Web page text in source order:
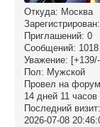
Откуда: Москва
Зарегистрирован
Приглашений: 0
Сообщений: 1018
Уважение:
Пол: Мужской
Провел на
14 дней 11 часов
Последний визит:
2026-07-08